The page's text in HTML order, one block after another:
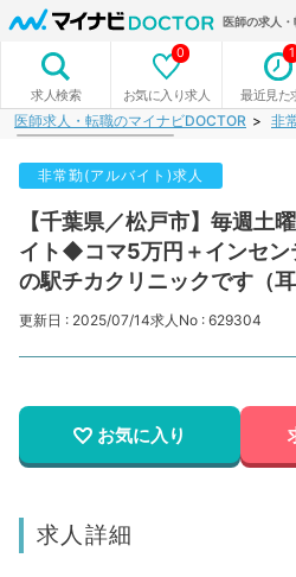
医師の求人
求人検索 お気に入り求人
0
最近見た
1
医師求人・転職のマイナビDOCTOR 非
非常勤(アルバイト)求人
【千葉県／松戸市】毎週土
イト◆コマ5万円＋インセ
の駅チカクリニックです（
更新日 : 2025/07/14求人No : 629304
お気に入り
求人詳細